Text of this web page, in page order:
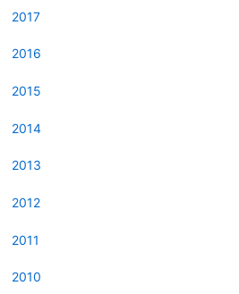
2017
2016
2015
2014
2013
2012
2011
2010